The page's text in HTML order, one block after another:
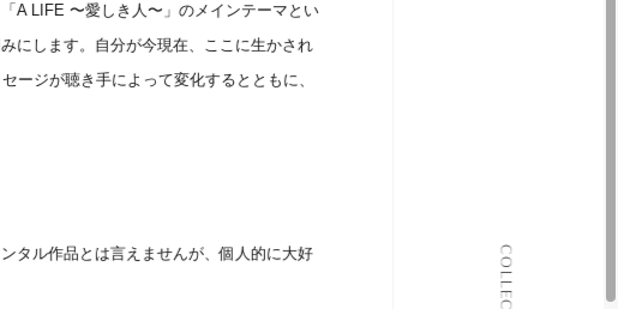
ALL COLLECTIONS
JOURNAL
A LIFE 〜愛しき人〜」のメインテーマとい
にします。自分が今現在、ここに生かされ
ージが聴き手によって変化するとともに、
タル作品とは言えませんが、個人的に大好